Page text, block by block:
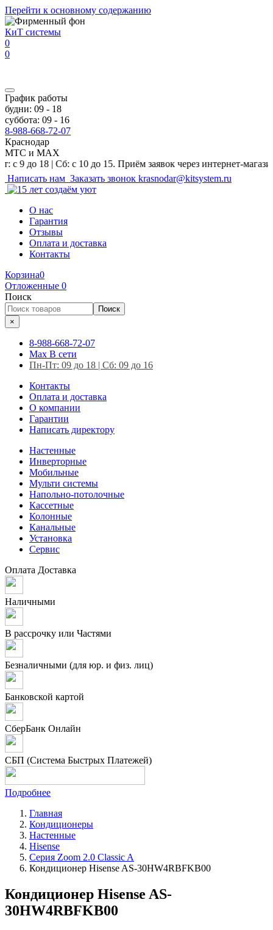
Перейти к основному содержанию
КиТ системы
0
0
График работы
будни: 09 - 18
суббота: 09 - 16
8-988-668-72-07
Краснодар
МТС и MAX
| Сб: с 10 до 15. Приём заявок через интернет-магазин и на
Написать нам Заказать звонок krasnodar@kitsystem.ru
О нас
Гарантия
Отзывы
Оплата и доставка
Контакты
Корзина0
Отложенные 0
Поиск
Поиск
×
8-988-668-72-07
Max В сети
Пн-Пт: 09 до 18 | Сб: 09 до 16
Контакты
Оплата и доставка
О компании
Гарантии
Написать директору
Настенные
Инверторные
Мобильные
Мульти системы
Напольно-потолочные
Кассетные
Колонные
Канальные
Установка
Сервис
Оплата Доставка
Наличными
В рассрочку или Частями
Безналичными (для юр. и физ. лиц)
Банковской картой
СберБанк Онлайн
СБП (Система Быстрых Платежей)
Подробнее
Главная
Кондиционеры
Настенные
Hisense
Серия Zoom 2.0 Classic A
Кондиционер Hisense AS-30HW4RBFKB00
Кондиционер Hisense AS-
30HW4RBFKB00